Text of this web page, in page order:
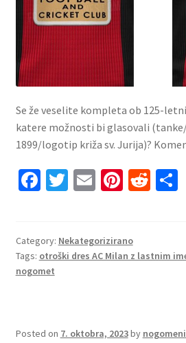
Se že veselite kompleta ob 125-
katere možnosti bi glasovali
1899/logotip križa sv. Jurija)?
Fa
o
o
T
er
E
l
Pi
es
t
R
di
t
S
Category: Nekategorizirano
Tags: otroški dres AC Milan z lastnim
nogomet
Posted on 7. oktobra, 2023by